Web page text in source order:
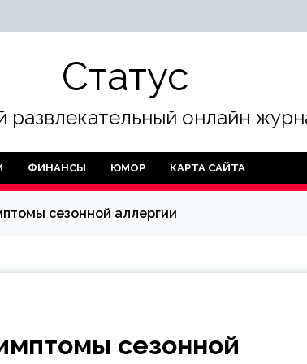
Статус
развлекательный онлайн
ФИНАНСЫ ЮМОР КАРТА САЙТА
сезонной аллергии
сезонной